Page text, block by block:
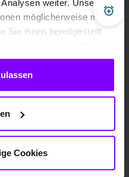
weiter. Unsere
möglicherweise mit
Sie ihnen bereitgestellt
Cookies